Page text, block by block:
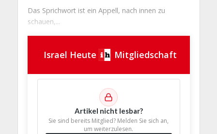
Das Sprichwort ist ein Appell, nach innen zu
schauen,...
Israel Heute Mitgliedschaft
Artikel nicht lesbar?
Sie sind bereits Mitglied? Melden Sie sich an,
um weiterzulesen.